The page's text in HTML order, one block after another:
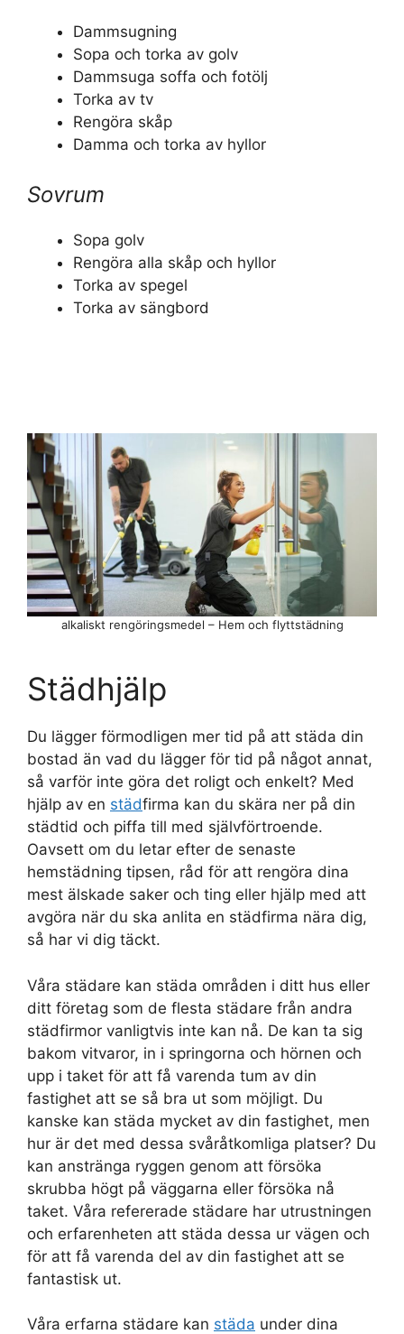
Dammsugning
Sopa och torka av golv
Dammsuga soffa och fotölj
Torka av tv
Rengöra skåp
Damma och torka av hyllor
Sovrum
Sopa golv
Rengöra alla skåp och hyllor
Torka av spegel
Torka av sängbord
Städhjälp
Du lägger förmodligen mer tid på att städa din
bostad än vad du lägger för tid på något annat,
så varför inte göra det roligt och enkelt? Med
hjälp av en städfirma kan du skära ner på din
städtid och piffa till med självförtroende.
Oavsett om du letar efter de senaste
hemstädning tipsen, råd för att rengöra dina
mest älskade saker och ting eller hjälp med att
avgöra när du ska anlita en städfirma nära dig,
så har vi dig täckt.
Våra städare kan städa områden i ditt hus eller
ditt företag som de flesta städare från andra
städfirmor vanligtvis inte kan nå. De kan ta sig
bakom vitvaror, in i springorna och hörnen och
upp i taket för att få varenda tum av din
fastighet att se så bra ut som möjligt. Du
kanske kan städa mycket av din fastighet, men
hur är det med dessa svåråtkomliga platser? Du
kan anstränga ryggen genom att försöka
skrubba högt på väggarna eller försöka nå
taket. Våra refererade städare har utrustningen
och erfarenheten att städa dessa ur vägen och
för att få varenda del av din fastighet att se
fantastisk ut.
Våra erfarna städare kan städa under dina
alkaliskt rengöringsmedel – Hem och flyttstädning